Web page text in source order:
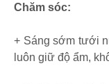
Chăm sóc:
+ Sáng sớm tưới
luôn giữ độ ẩm,